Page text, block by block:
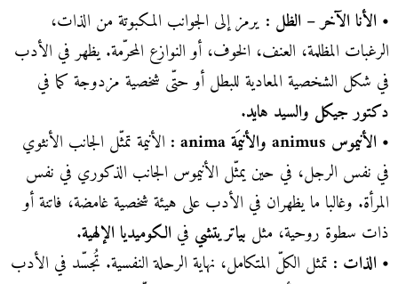
• الأنا الآخر – الظل : يرمز إلى الجوانب المكبوتة من الذات،
الرغبات المظلمة، العنف، الخوف، أو النوازع المحرّمة. يظهر في الأدب
في شكل الشخصية المعادية للبطل أو حتّى شخصية مزدوجة كما في
دكتور جيكل والسيد هايد.
• الأنيموس animus والأنيمَة anima :
الأنيمة تمثّل الجانب الأنثوي
في نفس الرجل، في حين يمثّل الأنيموس الجانب الذكوري في نفس
المرأة. وغالبا ما يظهران في الأدب على هيئة شخصية غامضة، فاتنة أو
ذات سطوة روحية، مثل بياتريتشي في الكوميديا الإلهية.
• الذات : تمثل الكلّ المتكامل، نهاية الرحلة النفسية. تُجسّد في الأدب